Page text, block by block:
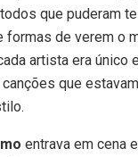
que puderam
formas de verem o
artista era único
que
entrava em cena e